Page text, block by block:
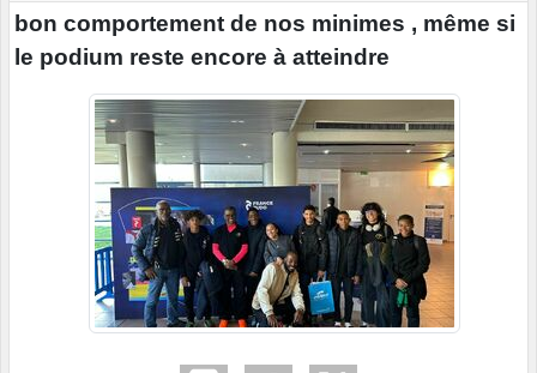
bon comportement de nos minimes , même si
le podium reste encore à atteindre